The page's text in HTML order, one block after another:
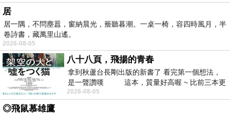
居
居一隅，不問塵囂，窗納晨光，簷聽暮潮。一桌一椅，容四時風月，半
卷詩書，藏萬里山遙。
2026-08-05
八十八頁，飛揚的青春
拿到秋蘆台長剛出版的新書了 看完第一個想法，
是一聲讚嘆 這本，質量好高喔 ~ 比前三本更
勝一
2026-08-05
◎飛鼠慕雄鷹